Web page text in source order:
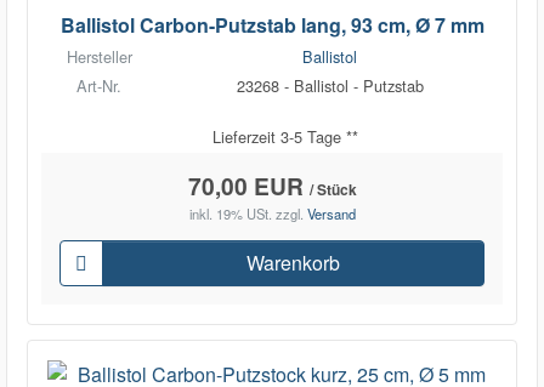
Ballistol Carbon-Putzstab lang, 93 cm, Ø 7 mm
Hersteller
Ballistol
Art-Nr.
23268 - Ballistol - Putzstab
Lieferzeit 3-5 Tage **
70,00 EUR / Stück
inkl. 19% USt. zzgl. Versand
Warenkorb